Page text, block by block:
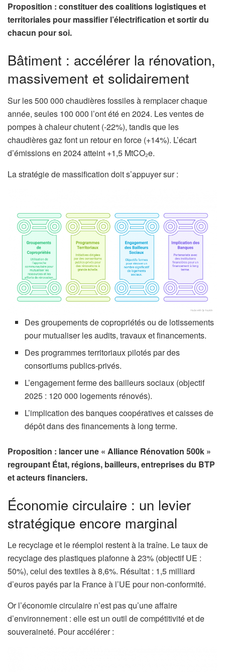
Proposition : constituer des coalitions logistiques et
territoriales pour massifier l’électrification et sortir du
chacun pour soi.
Bâtiment : accélérer la rénovation,
massivement et solidairement
Sur les 500 000 chaudières fossiles à remplacer chaque
année, seules 100 000 l’ont été en 2024. Les ventes de
pompes à chaleur chutent (-22%), tandis que les
chaudières gaz font un retour en force (+14%). L’écart
d’émissions en 2024 atteint +1,5 MtCO₂e.
La stratégie de massification doit s’appuyer sur :
Des groupements de copropriétés ou de lotissements
pour mutualiser les audits, travaux et financements.
Des programmes territoriaux pilotés par des
consortiums publics-privés.
L’engagement ferme des bailleurs sociaux (objectif
2025 : 120 000 logements rénovés).
L’implication des banques coopératives et caisses de
dépôt dans des financements à long terme.
Proposition : lancer une « Alliance Rénovation 500k »
regroupant État, régions, bailleurs, entreprises du BTP
et acteurs financiers.
Économie circulaire : un levier
stratégique encore marginal
Le recyclage et le réemploi restent à la traîne. Le taux de
recyclage des plastiques plafonne à 23% (objectif UE :
50%), celui des textiles à 8,6%. Résultat : 1,5 milliard
d’euros payés par la France à l’UE pour non-conformité.
Or l’économie circulaire n’est pas qu’une affaire
d’environnement : elle est un outil de compétitivité et de
souveraineté. Pour accélérer :